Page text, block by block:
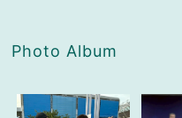
Photo Album